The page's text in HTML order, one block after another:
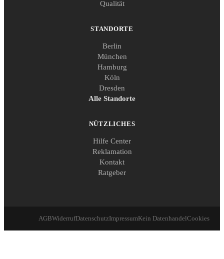
Qualität
STANDORTE
Berlin
München
Hamburg
Köln
Dresden
Alle Standorte
NÜTZLICHES
Hilfe Center
Reklamation
Kontakt
Ratgeber
AGBWiderrufDatenschutzImpressumKein DatenhandelCookies